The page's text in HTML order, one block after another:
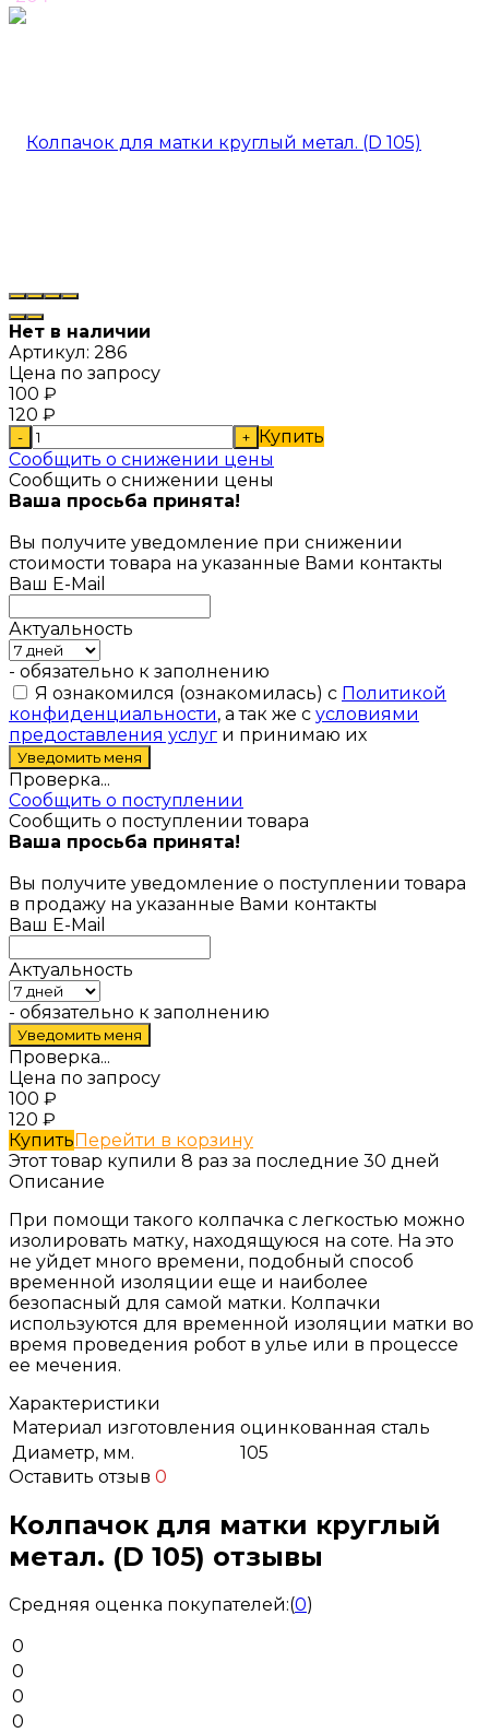
Нет в наличии
Артикул: 286
Цена по запросу
100 ₽
120 ₽
- + Купить
Сообщить о снижении цены
Сообщить о снижении цены
Ваша просьба принята!
Вы получите уведомление при снижении
стоимости товара на указанные Вами контакты
Ваш E-Mail
Актуальность
- обязательно к заполнению
Я ознакомился (ознакомилась) с Политикой
конфиденциальности, а так же с условиями
предоставления услуг и принимаю их
Проверка...
Сообщить о поступлении
Сообщить о поступлении товара
Ваша просьба принята!
Вы получите уведомление о поступлении товара
в продажу на указанные Вами контакты
Ваш E-Mail
Актуальность
- обязательно к заполнению
Проверка...
Цена по запросу
100 ₽
120 ₽
КупитьПерейти в корзину
Этот товар купили 8 раз за последние 30 дней
Описание
При помощи такого колпачка с легкостью можно
изолировать матку, находящуюся на соте. На это
не уйдет много времени, подобный способ
временной изоляции еще и наиболее
безопасный для самой матки. Колпачки
используются для временной изоляции матки во
время проведения робот в улье или в процессе
ее мечения.
Характеристики
Материал изготовления оцинкованная сталь
Диаметр, мм.
105
Оставить отзыв 0
Колпачок для матки круглый
метал. (D 105) отзывы
Средняя оценка покупателей:(0)
0
0
0
0